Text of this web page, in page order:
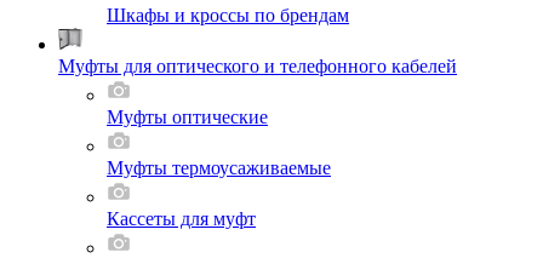
Шкафы и кроссы по брендам
Муфты для оптического и телефонного кабелей
Муфты оптические
Муфты термоусаживаемые
Кассеты для муфт